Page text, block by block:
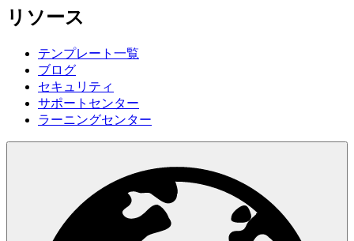
リソース
テンプレート一覧
ブログ
セキュリティ
サポートセンター
ラーニングセンター